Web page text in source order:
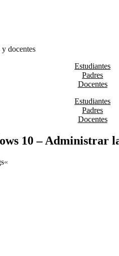
y docentes
Estudiantes
Padres
Docentes
Estudiantes
Padres
Docentes
10 – Administrar
«